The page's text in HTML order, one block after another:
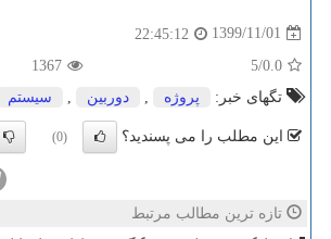
1399/11/01
22:45:12
0.0
/5
1367
تگهای خبر:
پروژه دوربین سیستم
این مطلب را می پسندید؟ (0)
تازه ترین مطالب مرتبط